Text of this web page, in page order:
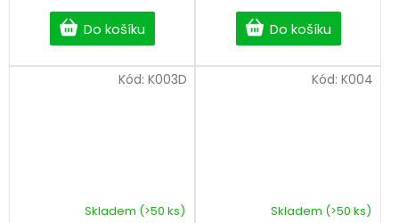
Do košíku Do košíku
Skladem (>50 ks)
Kód: K003D
Skladem (>50 ks)
Kód: K004